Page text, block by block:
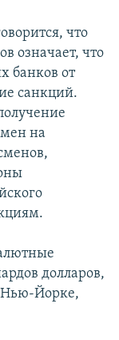
что
означает, что
банков от
санкций.
на
долларов,
Нью-Йорке,